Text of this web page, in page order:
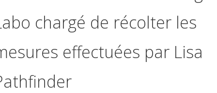
chargé de récolter les
effectuées par Lisa